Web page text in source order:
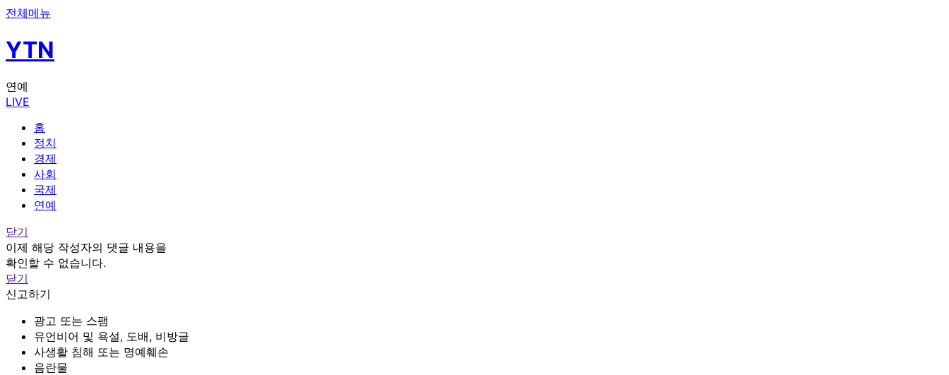
전체메뉴
YTN
연예
LIVE
홈
정치
경제
사회
국제
연예
닫기
이제 해당 작성자의 댓글 내용을
확인할 수 없습니다.
닫기
신고하기
광고 또는 스팸
유언비어 및 욕설, 도배, 비방글
사생활 침해 또는 명예훼손
음란물